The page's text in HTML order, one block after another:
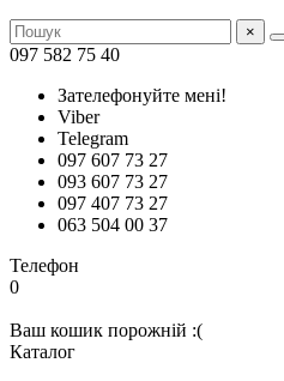
×
097 582 75 40
Зателефонуйте мені!
Viber
Telegram
097 607 73 27
093 607 73 27
097 407 73 27
063 504 00 37
Телефон
0
Ваш кошик порожній :(
Каталог